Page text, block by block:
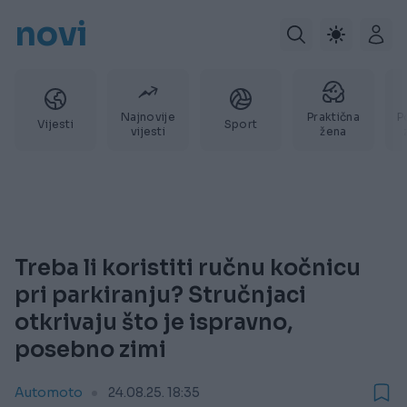
novi
Vijesti
Najnovije
vijesti
Sport
Praktična
žena
Treba li koristiti ručnu kočnicu
pri parkiranju? Stručnjaci
otkrivaju što je ispravno,
posebno zimi
Automoto 24.08.25. 18:35